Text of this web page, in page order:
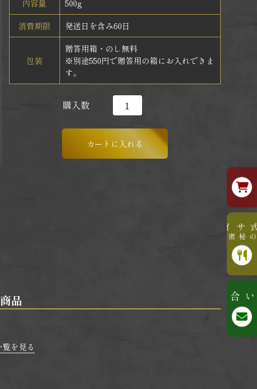
内容量
500g
消費期限
発送日を含み60日
包装
贈答用箱・のし無料
※別途550円で贈答用の箱にお入れできま
す。
購入数
品
を見る